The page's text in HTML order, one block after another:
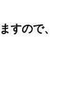
すので、